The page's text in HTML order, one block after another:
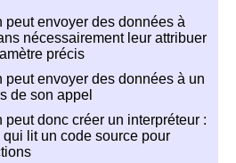
peut envoyer des données à
nécessairement leur attribuer
précis
peut envoyer des données à un
de son appel
peut donc créer un interpréteur :
qui lit un code source pour